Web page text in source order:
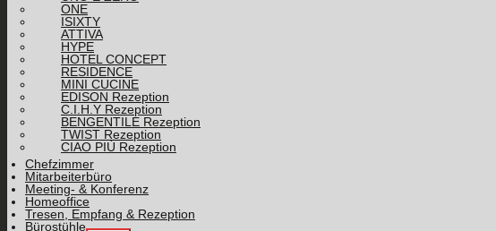
ONE
ISIXTY
ATTIVA
HYPE
HOTEL CONCEPT
RESIDENCE
MINI CUCINE
EDISON Rezeption
C.I.H.Y Rezeption
BENGENTILE Rezeption
TWIST Rezeption
CIAO PIÙ Rezeption
Chefzimmer
Mitarbeiterbüro
Meeting- & Konferenz
Homeoffice
Tresen, Empfang & Rezeption
Bürostühle